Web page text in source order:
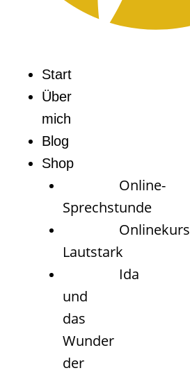
Start
Über
mich
Blog
Shop
Online-
Sprechstunde
Onlinekurs
Lautstark
Ida
und
das
Wunder
der